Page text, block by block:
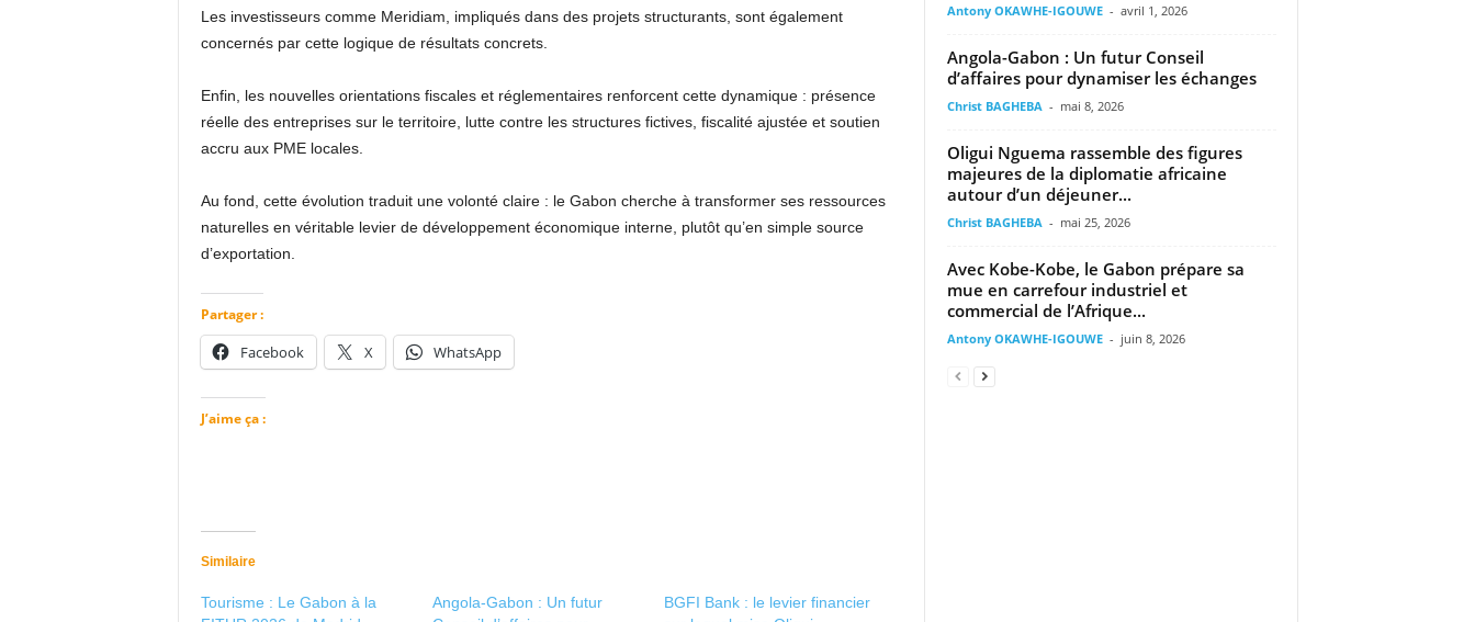
Les investisseurs comme Meridiam, impliqués dans des projets structurants, sont également
concernés par cette logique de résultats concrets.
Enfin, les nouvelles orientations fiscales et réglementaires renforcent cette dynamique : présence
réelle des entreprises sur le territoire, lutte contre les structures fictives, fiscalité ajustée et soutien
accru aux PME locales.
Au fond, cette évolution traduit une volonté claire : le Gabon cherche à transformer ses ressources
naturelles en véritable levier de développement économique interne, plutôt qu’en simple source
d’exportation.
Partager :
Facebook X WhatsApp
J’aime ça :
Similaire
Tourisme : Le Gabon à la
Angola-Gabon : Un futur
BGFI Bank : le levier financier
Antony OKAWHE-IGOUWE - avril 1, 2026
Angola-Gabon : Un futur Conseil
d’affaires pour dynamiser les échanges
Christ BAGHEBA - mai 8, 2026
Oligui Nguema rassemble des figures
majeures de la diplomatie africaine
autour d’un déjeuner...
Christ BAGHEBA - mai 25, 2026
Avec Kobe-Kobe, le Gabon prépare sa
mue en carrefour industriel et
commercial de l’Afrique...
Antony OKAWHE-IGOUWE - juin 8, 2026